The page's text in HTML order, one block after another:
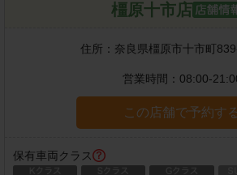
橿原十市店
住所： 奈良県橿原市十市町
営業時間： 08:00-
この店舗で予約す
保有車両クラス